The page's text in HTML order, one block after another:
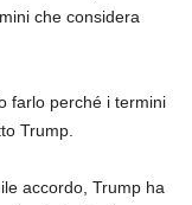
che considera
farlo perché i termini
Trump.
accordo, Trump ha